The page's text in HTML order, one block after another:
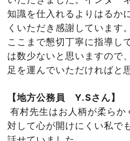
知識を仕入れるよりはるか
くいただき感謝しています。
ここまで懇切丁寧に指導し
は数少ないと思いますので
足を運んでいただければと
【地方公務員 Y.Sさん】
有村先生はお人柄が柔らか
対して心が開けにくい私で